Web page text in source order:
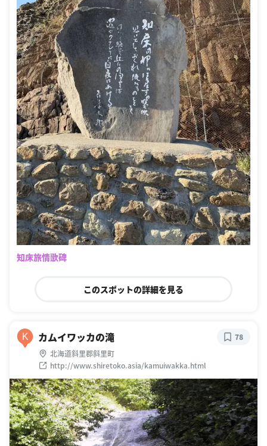
知床旅情歌碑
このスポットの詳細を見る
K カムイワッカの滝
北海道斜里郡斜里町
http://www.shiretoko.asia/kamuiwakka.html
78